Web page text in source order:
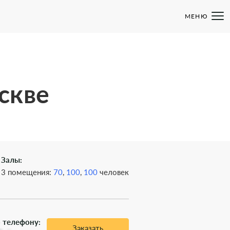
МЕНЮ
Залы:
3 помещения: 70, 100, 100 человек
телефону:
Заказать